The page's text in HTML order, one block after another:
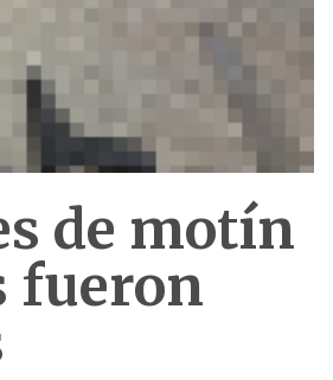
de motín
fueron
Sofía Cabrera conquista el oro para
NOTICIAS